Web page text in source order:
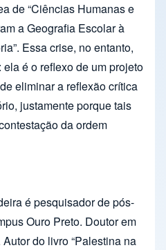
de “Ciências Humanas e
a Geografia Escolar à
Essa crise, no entanto,
é o reflexo de um projeto
eliminar a reflexão crítica
justamente porque tais
da ordem
é pesquisador de pós-
Ouro Preto. Doutor em
do livro “Palestina na